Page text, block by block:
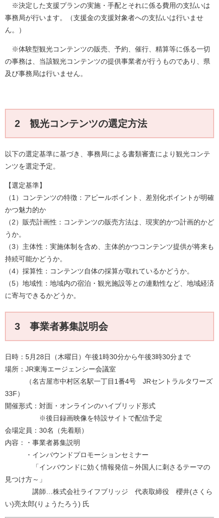
※決定した支援プランの実施・手配とそれに係る費用の支払いは
事務局が行います。（支援金の支援対象者への支払いは行いませ
ん。）
※体験型観光コンテンツの販売、予約、催行、精算等に係る一切
の事務は、当該観光コンテンツの提供事業者が行うものであり、県
及び事務局は行いません。
2 観光コンテンツの選定方法
以下の選定基準に基づき、事務局による書類審査により観光コンテ
ンツを選定予定。
【選定基準】
（1）コンテンツの特徴：アピールポイント、差別化ポイントが明確
かつ魅力的か
（2）販売計画性：コンテンツの販売方法は、現実的かつ計画的かど
うか。
（3）主体性：実施体制を含め、主体的かつコンテンツ提供が将来も
持続可能かどうか。
（4）採算性：コンテンツ自体の採算が取れているかどうか。
（5）地域性：地域内の宿泊・観光施設等との連動性など、地域経済
に寄与できるかどうか。
3 事業者募集説明会
日時：5月28日（木曜日）午後1時30分から午後3時30分まで
場所：JR東海エージェンシー会議室
（名古屋市中村区名駅一丁目1番4号 JRセントラルタワーズ
33F）
開催形式：対面・オンラインのハイブリッド形式
※後日録画映像を特設サイトで配信予定
会場定員：30名（先着順）
内容：・事業者募集説明
・インバウンドプロモーションセミナー
「インバウンドに効く情報発信～外国人に刺さるテーマの
見つけ方～」
講師…株式会社ライフブリッジ 代表取締役 櫻井(さくら
い)亮太郎(りょうたろう) 氏